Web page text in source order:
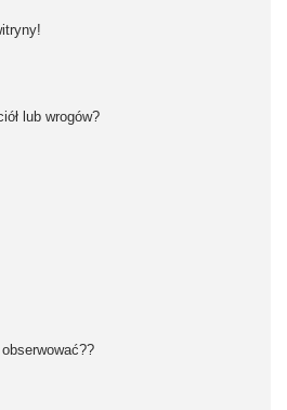
lub wrogów?